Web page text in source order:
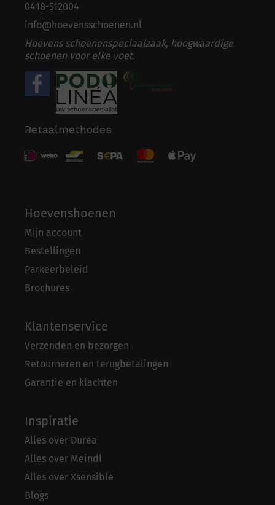
0418-512004
info@hoevensschoenen.nl
Hoevens schoenenspeciaalzaak, hoogwaardige
schoenen voor elke voet.
Betaalmethodes
Hoevenshoenen
Mijn account
Bestellingen
Parkeerbeleid
Brochures
Klantenservice
Verzenden en bezorgen
Retourneren en terugbetalingen
Garantie en klachten
Inspiratie
Alles over Durea
Alles over Meindl
Alles over Xsensible
Blogs